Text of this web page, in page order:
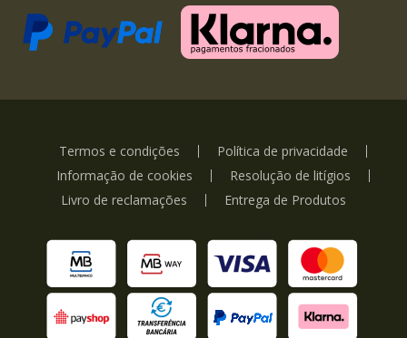
Termos e condições
Política de privacidade
Informação de cookies
Resolução de litígios
Livro de reclamações
Entrega de Produtos